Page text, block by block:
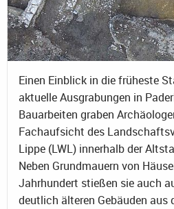
Einen Einblick in die früheste
aktuelle Ausgrabungen in
Bauarbeiten graben
Fachaufsicht des
Lippe (LWL) innerhalb der
Neben Grundmauern von
Jahrhundert stießen sie auch
deutlich älteren Gebäuden aus